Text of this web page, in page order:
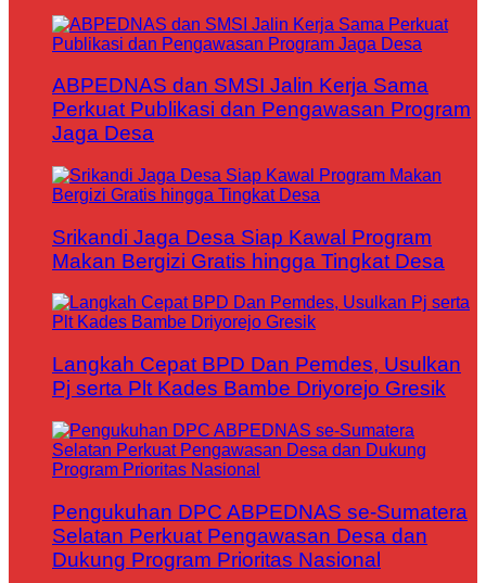
ABPEDNAS dan SMSI Jalin Kerja Sama
Perkuat Publikasi dan Pengawasan Program
Jaga Desa
Srikandi Jaga Desa Siap Kawal Program
Makan Bergizi Gratis hingga Tingkat Desa
Langkah Cepat BPD Dan Pemdes, Usulkan
Pj serta Plt Kades Bambe Driyorejo Gresik
Pengukuhan DPC ABPEDNAS se-Sumatera
Selatan Perkuat Pengawasan Desa dan
Dukung Program Prioritas Nasional